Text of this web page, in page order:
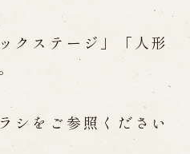
info
クステージ」「人形
シをご参照ください